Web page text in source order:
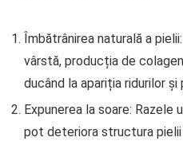
Îmbătrânirea naturală a
vârstă, producția de
ducând la apariția ridurilor
Expunerea la soare: Razele
pot deteriora structura